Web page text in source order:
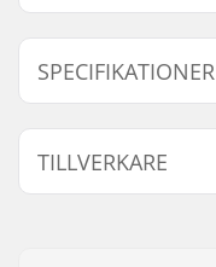
SPECIFIKATIONER
Trapez-Typ:
Spreader bar:
Egenskaper:
TILLVERKARE